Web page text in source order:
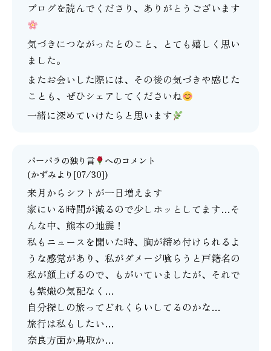
ブログを読んでくださり、ありがとうございます
気づきにつながったとのこと、とても嬉しく思い
ました。
またお会いした際には、その後の気づきや感じた
ことも、ぜひシェアしてくださいね
一緒に深めていけたらと思います
バーバラの独り言
へのコメント
(かずみより[07/30])
来月からシフトが一日増えます
家にいる時間が減るので少しホッとしてます…そ
んな中、熊本の地震！
私もニュースを聞いた時、胸が締め付けられるよ
うな感覚があり、私がダメージ喰らうと戸籍名の
私が顔上げるので、もがいていましたが、それで
も紫熾の気配なく…
自分探しの旅ってどれくらいしてるのかな…
旅行は私もしたい…
奈良方面か鳥取か…